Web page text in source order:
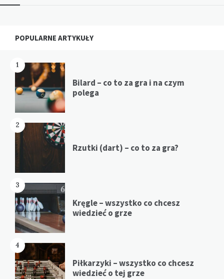
Widgets
POPULARNE ARTYKUŁY
1
Bilard – co to za gra i na czym
polega
2
Rzutki (dart) – co to za gra?
3
Kręgle – wszystko co chcesz
wiedzieć o grze
4
Piłkarzyki – wszystko co chcesz
wiedzieć o tej grze